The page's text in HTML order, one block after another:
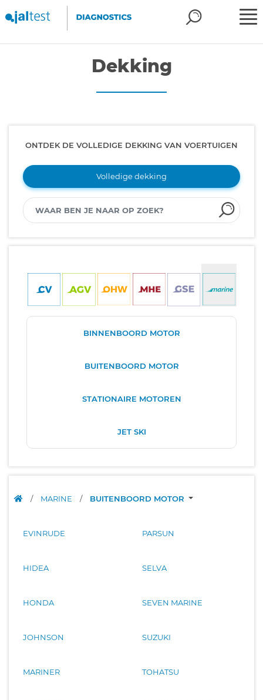
Dekking
ONTDEK DE VOLLEDIGE DEKKING VAN VOERTUIGEN
Volledige dekking
BINNENBOORD MOTOR
BUITENBOORD MOTOR
STATIONAIRE MOTOREN
JET SKI
/ MARINE / BUITENBOORD MOTOR
EVINRUDE
HIDEA
HONDA
JOHNSON
MARINER
PARSUN
SELVA
SEVEN MARINE
SUZUKI
TOHATSU